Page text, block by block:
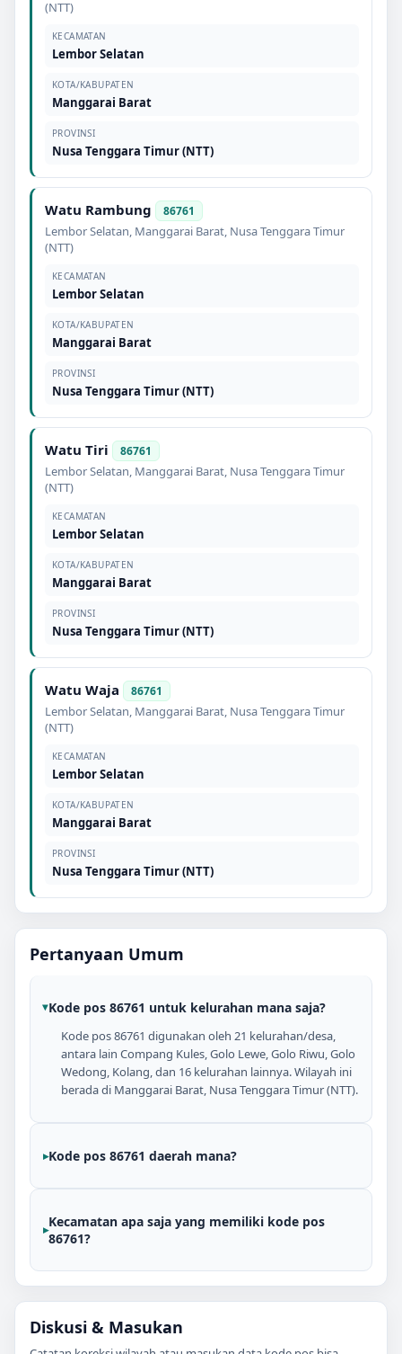
(NTT)
KECAMATAN
Lembor Selatan
KOTA/KABUPATEN
Manggarai Barat
PROVINSI
Nusa Tenggara Timur (NTT)
Watu Rambung 86761
Lembor Selatan, Manggarai Barat, Nusa Tenggara Timur
(NTT)
KECAMATAN
Lembor Selatan
KOTA/KABUPATEN
Manggarai Barat
PROVINSI
Nusa Tenggara Timur (NTT)
Watu Tiri 86761
Lembor Selatan, Manggarai Barat, Nusa Tenggara Timur
(NTT)
KECAMATAN
Lembor Selatan
KOTA/KABUPATEN
Manggarai Barat
PROVINSI
Nusa Tenggara Timur (NTT)
Watu Waja 86761
Lembor Selatan, Manggarai Barat, Nusa Tenggara Timur
(NTT)
KECAMATAN
Lembor Selatan
KOTA/KABUPATEN
Manggarai Barat
PROVINSI
Nusa Tenggara Timur (NTT)
Pertanyaan Umum
Kode pos 86761 untuk kelurahan mana saja?
Kode pos 86761 digunakan oleh 21 kelurahan/desa,
antara lain Compang Kules, Golo Lewe, Golo Riwu, Golo
Wedong, Kolang, dan 16 kelurahan lainnya. Wilayah ini
berada di Manggarai Barat, Nusa Tenggara Timur (NTT).
Kode pos 86761 daerah mana?
Kecamatan apa saja yang memiliki kode pos
86761?
Diskusi & Masukan